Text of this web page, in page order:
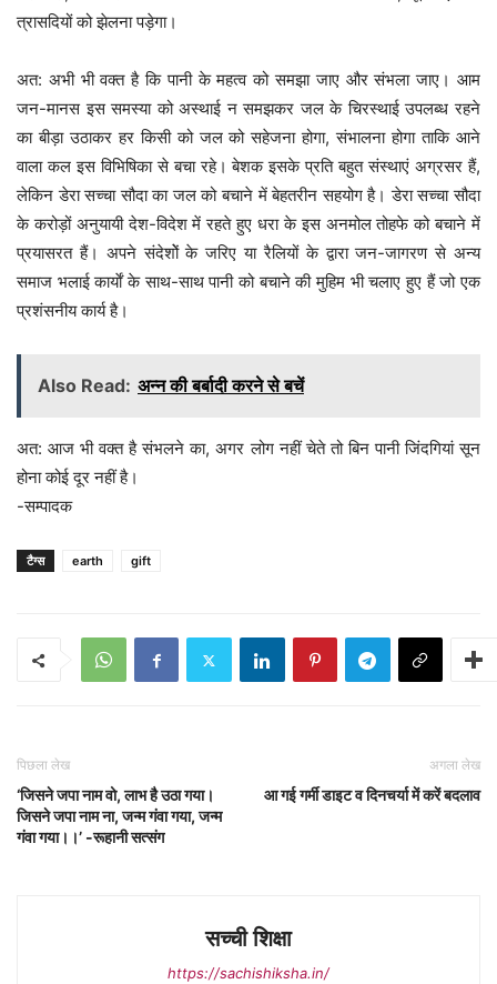
त्रासदियों को झेलना पड़ेगा।
अत: अभी भी वक्त है कि पानी के महत्व को समझा जाए और संभला जाए। आम
जन-मानस इस समस्या को अस्थाई न समझकर जल के चिरस्थाई उपलब्ध रहने
का बीड़ा उठाकर हर किसी को जल को सहेजना होगा, संभालना होगा ताकि आने
वाला कल इस विभिषिका से बचा रहे। बेशक इसके प्रति बहुत संस्थाएं अग्रसर हैं,
लेकिन डेरा सच्चा सौदा का जल को बचाने में बेहतरीन सहयोग है। डेरा सच्चा सौदा
के करोड़ों अनुयायी देश-विदेश में रहते हुए धरा के इस अनमोल तोहफे को बचाने में
प्रयासरत हैं। अपने संदेशोें के जरिए या रैलियों के द्वारा जन-जागरण से अन्य
समाज भलाई कार्याें के साथ-साथ पानी को बचाने की मुहिम भी चलाए हुए हैं जो एक
प्रशंसनीय कार्य है।
Also Read: अन्न की बर्बादी करने से बचें
अत: आज भी वक्त है संभलने का, अगर लोग नहीं चेते तो बिन पानी जिंदगियां सून
होना कोई दूर नहीं है।
-सम्पादक
टैग्स earth gift
पिछला लेख
‘जिसने जपा नाम वो, लाभ है उठा गया।
जिसने जपा नाम ना, जन्म गंवा गया, जन्म
गंवा गया।।’ -रूहानी सत्संग
अगला लेख
आ गई गर्मी डाइट व दिनचर्या में करें बदलाव
सच्ची शिक्षा
https://sachishiksha.in/